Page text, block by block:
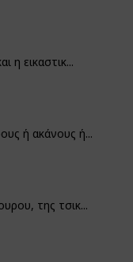
η εικαστικ...
ή ακάνους ή...
της τσικ...